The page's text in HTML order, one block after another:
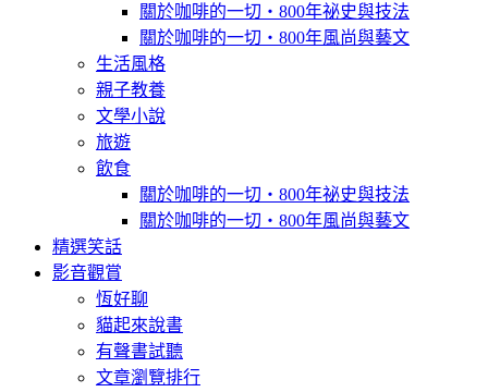
關於咖啡的一切‧800年祕史與技法
關於咖啡的一切‧800年風尚與藝文
生活風格
親子教養
文學小說
旅遊
飲食
關於咖啡的一切‧800年祕史與技法
關於咖啡的一切‧800年風尚與藝文
精選笑話
影音觀賞
恆好聊
貓起來說書
有聲書試聽
文章瀏覽排行